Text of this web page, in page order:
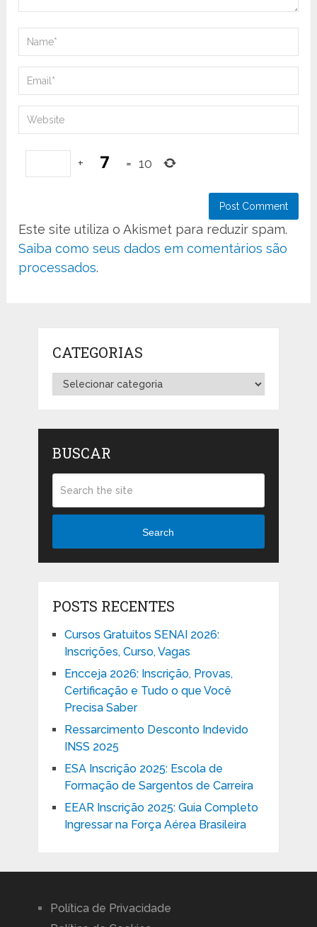
+ = 10
Este site utiliza o Akismet para reduzir spam.
Saiba como seus dados em comentários são
processados.
CATEGORIAS
Categorias
BUSCAR
Search
POSTS RECENTES
Cursos Gratuitos SENAI 2026:
Inscrições, Curso, Vagas
Encceja 2026: Inscrição, Provas,
Certificação e Tudo o que Você
Precisa Saber
Ressarcimento Desconto Indevido
INSS 2025
ESA Inscrição 2025: Escola de
Formação de Sargentos de Carreira
EEAR Inscrição 2025: Guia Completo
Ingressar na Força Aérea Brasileira
Política de Privacidade